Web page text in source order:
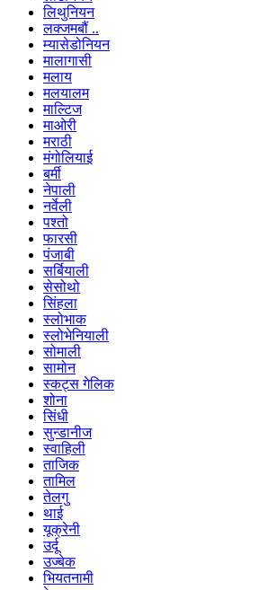
लिथुनियन
लक्जमबौं ..
म्यासेडोनियन
मालागासी
मलाय
मलयालम
माल्टिज
माओरी
मराठी
मंगोलियाई
बर्मी
नेपाली
नर्वेली
पश्तो
फारसी
पंजाबी
सर्बियाली
सेसोथो
सिंहला
स्लोभाक
स्लोभेनियाली
सोमाली
सामोन
स्कट्स गेलिक
शोना
सिंधी
सुन्डानीज
स्वाहिली
ताजिक
तामिल
तेलगु
थाई
यूक्रेनी
उर्दू
उज्बेक
भियतनामी